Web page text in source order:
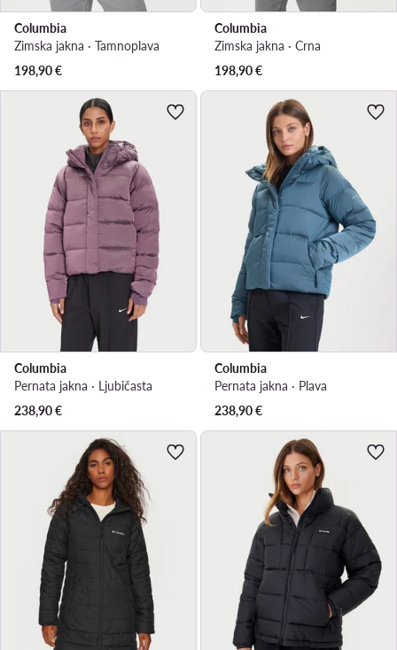
Columbia
Zimska jakna · Tamnoplava
198,90€
Columbia
Zimska jakna · Crna
198,90€
Columbia
Pernata jakna · Ljubičasta
238,90€
Columbia
Pernata jakna · Plava
238,90€